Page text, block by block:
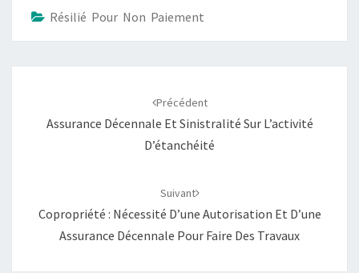
r
e
a
s
u
n
ê
t
r
v
r
d
n
n
o
e
n
ê
t
Résilié Pour Non Paiement
Précédent
Assurance Décennale Et Sinistralité Sur L’activité
D’étanchéité
Suivant
Copropriété : Nécessité D’une Autorisation Et D’une
Assurance Décennale Pour Faire Des Travaux